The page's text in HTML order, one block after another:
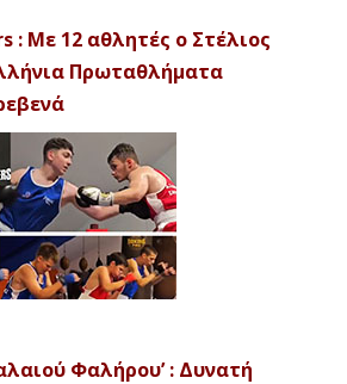
: Με 12 αθλητές ο Στέλιος
Πρωταθλήματα
Φαλήρου’ : Δυνατή